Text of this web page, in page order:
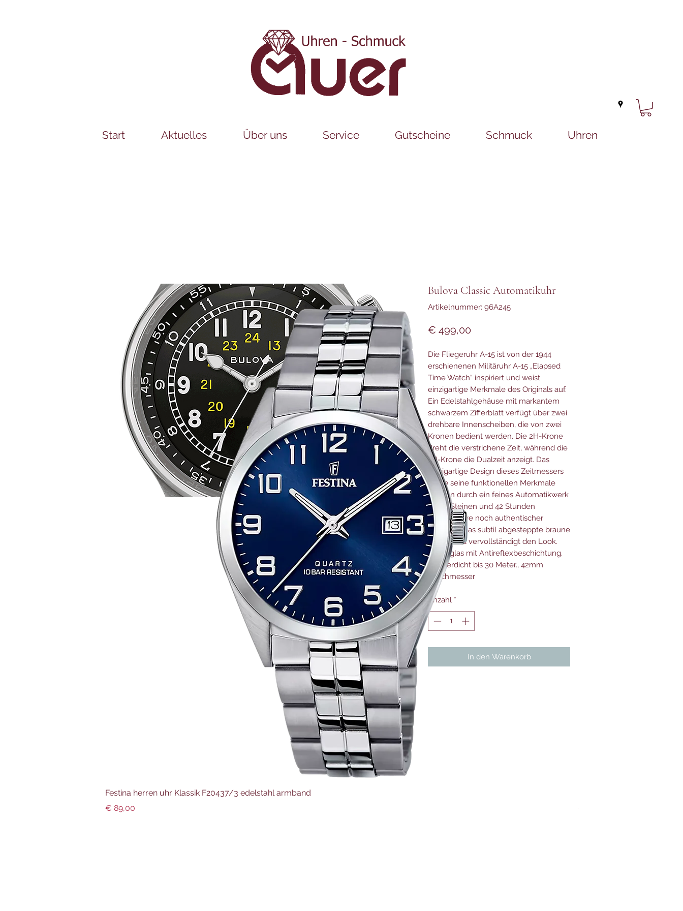
Start Aktuelles Über uns Service Gutscheine Schmuck Uhren
Bulova Classic Automatikuhr
Artikelnummer: 96A245
€ 499,00Preis
Die Fliegeruhr A-15 ist von der 1944
erschienenen Militäruhr A-15 „Elapsed
Time Watch“ inspiriert und weist
einzigartige Merkmale des Originals auf.
Ein Edelstahlgehäuse mit markantem
schwarzem Zifferblatt verfügt über zwei
drehbare Innenscheiben, die von zwei
Kronen bedient werden. Die 2H-Krone
dreht die verstrichene Zeit, während die
4H-Krone die Dualzeit anzeigt. Das
einzigartige Design dieses Zeitmessers
sowie seine funktionellen Merkmale
werden durch ein feines Automatikwerk
mit 21 Steinen und 42 Stunden
Gangreserve noch authentischer
gestaltet. Das subtil abgesteppte braune
Lederband vervollständigt den Look.
Saphirglas mit Antireflexbeschichtung.
Wasserdicht bis 30 Meter., 42mm
Durchmesser
Anzahl *
In den Warenkorb
Festina herren uhr Klassik F20437/3 edelstahl armband
Preis
€ 89,00
Preis
€ 299,00